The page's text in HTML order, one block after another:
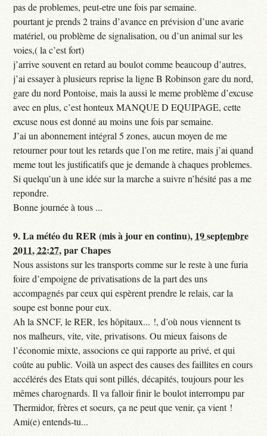
pas de problemes, peut-etre une fois par semaine.
pourtant je prends 2 trains d’avance en prévision d’une avarie
matériel, ou problème de signalisation, ou d’un animal sur les
voies,( la c’est fort)
j’arrive souvent en retard au boulot comme beaucoup d’autres,
j’ai essayer à plusieurs reprise la ligne B Robinson gare du nord,
gare du nord Pontoise, mais la aussi le meme problème d’excuse
avec en plus, c’est honteux MANQUE D EQUIPAGE, cette
excuse nous est donné au moins une fois par semaine.
J’ai un abonnement intégral 5 zones, aucun moyen de me
retourner pour tout les retards que l’on me retire, mais j’ai quand
meme tout les justificatifs que je demande à chaques problemes.
Si quelqu’un à une idée sur la marche a suivre n’hésité pas a me
repondre.
Bonne journée à tous ...
9.La météo du RER (mis à jour en continu), 19 septembre
2011, 22:27,parChapes
Nous assistons sur les transports comme sur le reste à une furia
foire d’empoigne de privatisations de la part des uns
accompagnés par ceux qui espèrent prendre le relais, car la
soupe est bonne pour eux.
Ah la SNCF, le RER, les hôpitaux... !, d’où nous viennent ts
nos malheurs, vite, vite, privatisons. Ou mieux faisons de
l’économie mixte, associons ce qui rapporte au privé, et qui
coûte au public. Voilà un aspect des causes des faillites en cours
accélérés des Etats qui sont pillés, décapités, toujours pour les
mêmes charognards. Il va falloir finir le boulot interrompu par
Thermidor, frères et soeurs, ça ne peut que venir, ça vient !
Ami(e) entends-tu...